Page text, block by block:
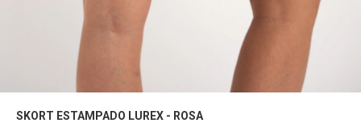
SKORT ESTAMPADO LUREX - ROSA